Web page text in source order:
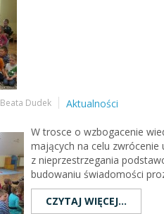
Beata Dudek Aktualności
W trosce o wzbogacenie
mających na celu zwrócenie
z nieprzestrzegania
budowaniu świadomości
CZYTAJ WIĘCEJ...